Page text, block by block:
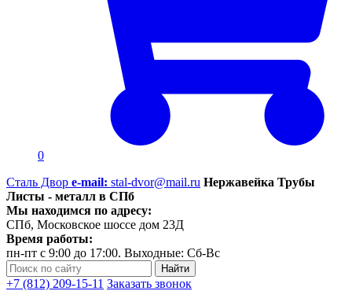
0
Сталь Двор e-mail: stal-dvor@mail.ru Нержавейка Трубы
Листы - металл в СПб
Мы находимся по адресу:
СПб, Московское шоссе дом 23Д
Время работы:
пн-пт с 9:00 до 17:00. Выходные: Сб-Вс
+7 (812) 209-15-11 Заказать звонок